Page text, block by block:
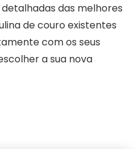
das melhores
de couro existentes
com os seus
a sua nova